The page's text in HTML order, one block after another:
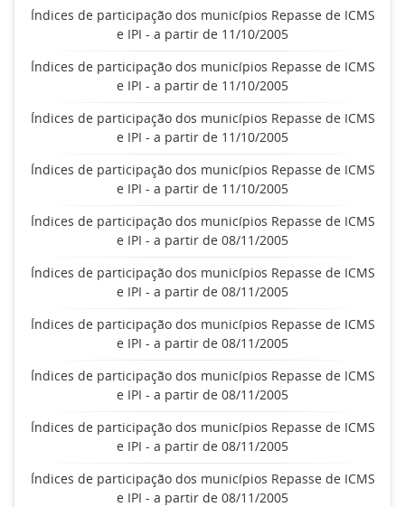
Índices de participação dos municípios Repasse de ICMS
e IPI - a partir de 11/10/2005
Índices de participação dos municípios Repasse de ICMS
e IPI - a partir de 11/10/2005
Índices de participação dos municípios Repasse de ICMS
e IPI - a partir de 11/10/2005
Índices de participação dos municípios Repasse de ICMS
e IPI - a partir de 11/10/2005
Índices de participação dos municípios Repasse de ICMS
e IPI - a partir de 08/11/2005
Índices de participação dos municípios Repasse de ICMS
e IPI - a partir de 08/11/2005
Índices de participação dos municípios Repasse de ICMS
e IPI - a partir de 08/11/2005
Índices de participação dos municípios Repasse de ICMS
e IPI - a partir de 08/11/2005
Índices de participação dos municípios Repasse de ICMS
e IPI - a partir de 08/11/2005
Índices de participação dos municípios Repasse de ICMS
e IPI - a partir de 08/11/2005